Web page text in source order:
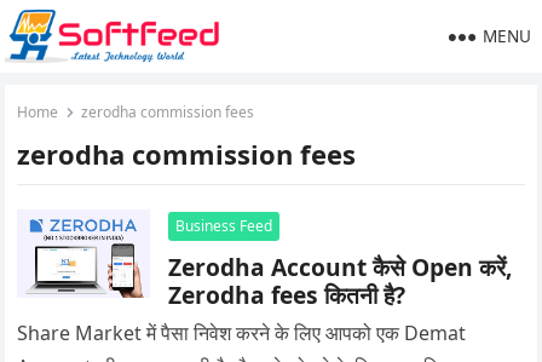
MENU
Home zerodha commission fees
zerodha commission fees
Business Feed
Zerodha Account कैसे Open करें,
Zerodha fees कितनी है?
Share Market में पैसा निवेश करने के लिए आपको एक Demat